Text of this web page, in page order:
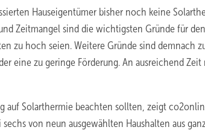
Hauseigentümer bisher noch keine
Zeitmangel sind die wichtigsten Gründe für
zu hoch seien. Weitere Gründe sind demnach
eine zu geringe Förderung. An ausreichend
auf Solarthermie beachten sollten, zeigt
von neun ausgewählten Haushalten aus